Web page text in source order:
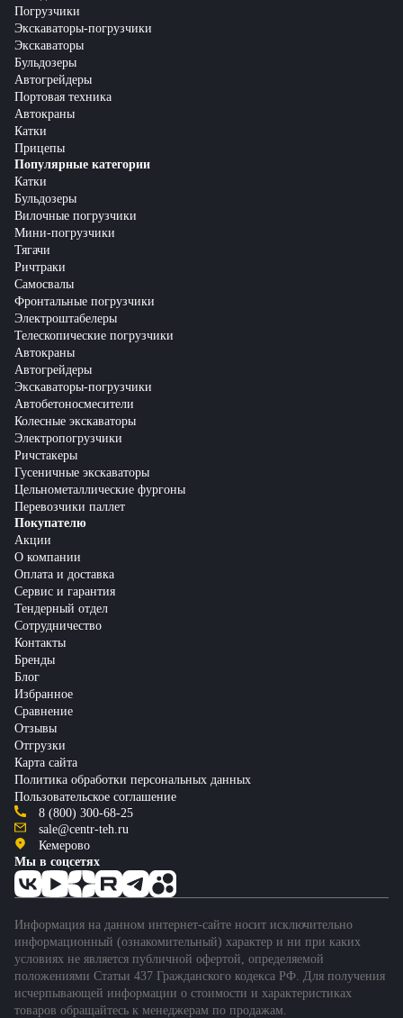
Погрузчики
Экскаваторы-погрузчики
Экскаваторы
Бульдозеры
Автогрейдеры
Портовая техника
Автокраны
Катки
Прицепы
Популярные категории
Катки
Бульдозеры
Вилочные погрузчики
Мини-погрузчики
Тягачи
Ричтраки
Самосвалы
Фронтальные погрузчики
Электроштабелеры
Телескопические погрузчики
Автокраны
Автогрейдеры
Экскаваторы-погрузчики
Автобетоносмесители
Колесные экскаваторы
Электропогрузчики
Ричстакеры
Гусеничные экскаваторы
Цельнометаллические фургоны
Перевозчики паллет
Покупателю
Акции
О компании
Оплата и доставка
Сервис и гарантия
Тендерный отдел
Сотрудничество
Контакты
Бренды
Блог
Избранное
Сравнение
Отзывы
Отгрузки
Карта сайта
Политика обработки персональных данных
Пользовательское соглашение
8 (800) 300-68-25
sale@centr-teh.ru
Кемерово
Мы в соцсетях
Информация на данном интернет-сайте носит исключительно
информационный (ознакомительный) характер и ни при каких
условиях не является публичной офертой, определяемой
положениями Статьи 437 Гражданского кодекса РФ. Для получения
исчерпывающей информации о стоимости и характеристиках
товаров обращайтесь к менеджерам по продажам.